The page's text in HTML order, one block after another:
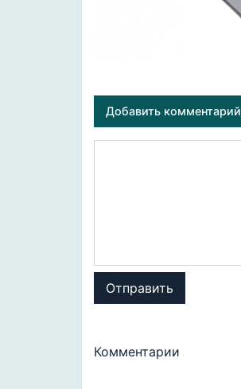
Добавить комментарий
Отправить
Комментарии